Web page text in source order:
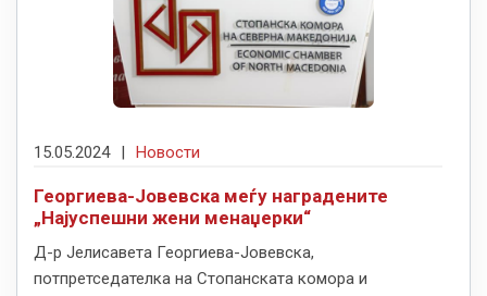
15.05.2024 Новости
Георгиева-Јовевска меѓу наградените
„Најуспешни жени менаџерки“
Д-р Јелисавета Георгиева-Јовевска,
потпретседателка на Стопанската комора и